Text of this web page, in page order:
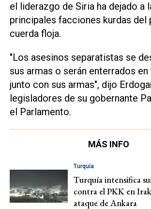
el liderazgo de Siria ha dejado a
principales facciones kurdas del
cuerda floja.
"Los asesinos separatistas se
sus armas o serán enterrados
junto con sus armas", dijo
legisladores de su gobernante
el Parlamento.
MÁS INFO
Turquía
Turquía intensifica
contra el PKK en
ataque de Ankara